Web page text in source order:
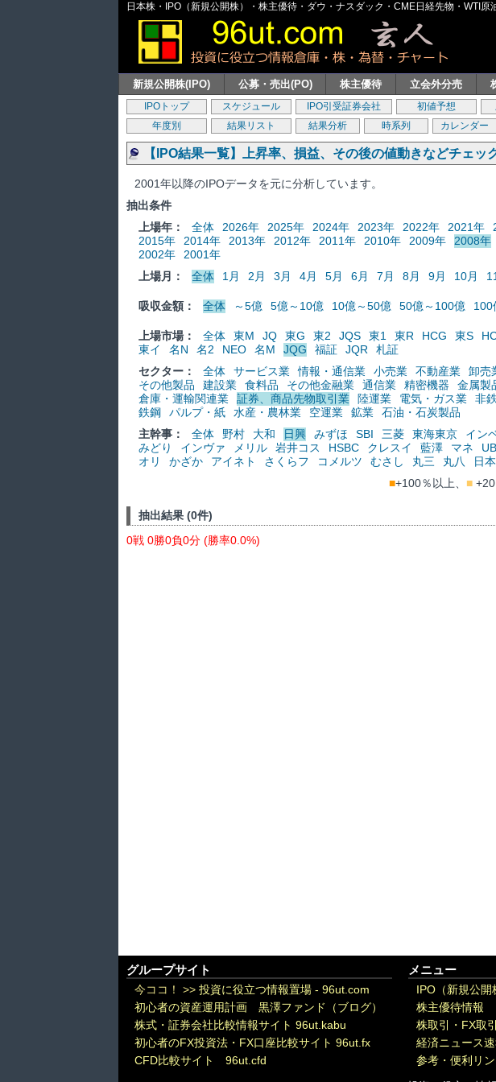
日本株・IPO（新規公開株）・株主優待・ダウ・ナスダック・CME日経先物・WTI
新規公開株(IPO) 公募・売出(PO) 株主優待 立会外分売
IPOトップ スケジュール IPO引受証券会社 初値予想
年度別
結果リスト 結果分析 時系列 カレンダー
【IPO結果一覧】上昇率、損益、その後の値動きなどチェッ
2001年以降のIPOデータを元に分析しています。
抽出条件
上場年：
全体 2026年 2025年 2024年 2023年 2022年 2021年
2015年
2014年 2013年 2012年 2011年 2010年 2009年 2008年
2002年
2001年
上場月：
全体 1月 2月 3月 4月 5月 6月 7月 8月 9月 10月
吸収金額： 全体 ～5億 5億～10億 10億～50億 50億～100億 100
上場市場： 全体 東M JQ 東G 東2 JQS 東1 東R HCG 東S
東イ
名N 名2 NEO 名M JQG 福証 JQR
札証
セクター：
全体 サービス業 情報・通信業 小売業 不動産業 卸売
その他製品
建設業 食料品 その他金融業 通信業 精密機器 金属製
倉庫・運輸関連業
証券、商品先物取引業 陸運業 電気・ガス業 非
鉄鋼
パルプ・紙 水産・農林業 空運業 鉱業
石油・石炭製品
主幹事：
全体 野村 大和 日興 みずほ SBI 三菱 東海東京 イン
みどり
インヴァ メリル 岩井コス HSBC クレスイ 藍澤 マネ
オリ
かざか アイネト さくらフ コメルツ むさし 丸三 丸八
日
■+100％以上、 ■+20
抽出結果 (0件)
0戦 0勝0負0分 (勝率0.0%)
グループサイト
今ココ！ >> 投資に役立つ情報置場 - 96ut.com
初心者の資産運用計画 黒澤ファンド（ブログ）
株式・証券会社比較情報サイト 96ut.kabu
初心者のFX投資法・FX口座比較サイト 96ut.fx
CFD比較サイト 96ut.cfd
メニュー
IPO（新規公開
株主優待情報
株取引・FX取
経済ニュース
参考・便利リ